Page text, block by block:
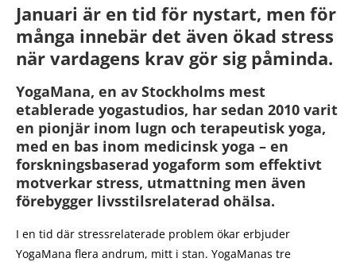
Januari är en tid för nystart, men för
många innebär det även ökad stress
när vardagens krav gör sig påminda.
YogaMana, en av Stockholms mest
etablerade yogastudios, har sedan 2010 varit
en pionjär inom lugn och terapeutisk yoga,
med en bas inom medicinsk yoga – en
forskningsbaserad yogaform som effektivt
motverkar stress, utmattning men även
förebygger livsstilsrelaterad ohälsa.
I en tid där stressrelaterade problem ökar erbjuder
YogaMana flera andrum, mitt i stan. YogaManas tre